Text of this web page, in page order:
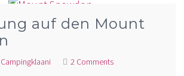
auf den Mount
Campingklaani 2 Comments